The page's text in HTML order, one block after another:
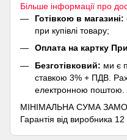
Більше інформації про
Готівкою в магазині:
при купівлі товару;
Оплата на картку
Безготівковий: ми є
ставкою 3% + ПДВ.
електронною поштою.
МІНІМАЛЬНА СУМА
Гарантія від виробника 12